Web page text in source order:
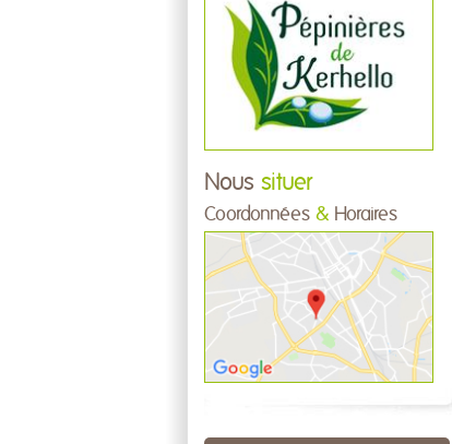
Nous situer
Coordonnées & Horaires